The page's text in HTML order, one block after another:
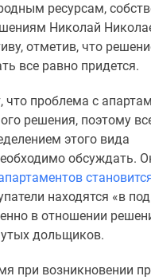
ресурсам,
Николай
отметив, что
все равно придется.
что проблема с
решения, поэтому
этого вида
обсуждать.
находятся «в
в отношении
дольщиков.
при возникновении